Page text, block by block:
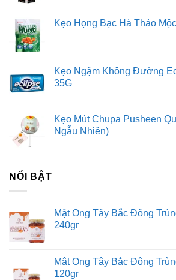
Kẹo Họng Bạc Hà Thảo
Kẹo Ngậm Không Đường
35G
Kẹo Mút Chupa Pusheen
Ngẫu Nhiên)
NỔI BẬT
Mật Ong Tây Bắc Đông
240gr
Mật Ong Tây Bắc Đông
120gr